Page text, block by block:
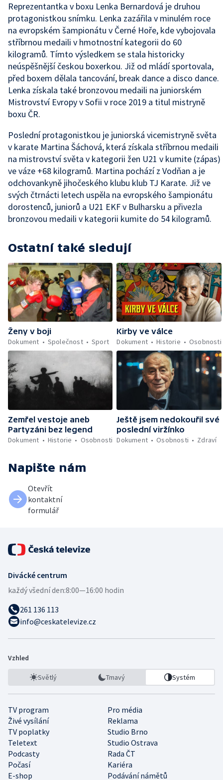
Reprezentantka v boxu Lenka Bernardová je druhou
protagonistkou snímku. Lenka zazářila v minulém roce
na evropském šampionátu v Černé Hoře, kde vybojovala
stříbrnou medaili v hmotnostní kategorii do 60
kilogramů. Tímto výsledkem se stala historicky
neúspěšnější českou boxerkou. Již od mládí sportovala,
před boxem dělala tancování, break dance a disco dance.
Lenka získala také bronzovou medaili na juniorském
Mistrovství Evropy v Sofii v roce 2019 a titul mistryně
boxu ČR.
Poslední protagonistkou je juniorská vicemistryně světa
v karate Martina Šáchová, která získala stříbrnou medaili
na mistrovství světa v kategorii žen U21 v kumite (zápas)
ve váze +68 kilogramů. Martina pochází z Vodňan a je
odchovankyně jihočeského klubu klub TJ Karate. Již ve
svých čtrnácti letech uspěla na evropského šampionátu
dorostenců, juniorů a U21 EKF v Bulharsku a přivezla
bronzovou medaili v kategorii kumite do 54 kilogramů.
Ostatní také sledují
Ženy v boji
Dokument
Společnost Sport
Kirby ve válce
Dokument
Historie Osobnosti
Zemřel vestoje aneb
Partyzáni bez legend
Dokument
Historie Osobnosti
Ještě jsem nedokouřil své
poslední viržínko
Dokument
Osobnosti Zdraví
Napište nám
Otevřít
kontaktní
formulář
Divácké centrum
každý všední den:8:00—16:00 hodin
261 136 113
info@ceskatelevize.cz
Vzhled
Světlý Tmavý Systém
TV program
Pro média
Živé vysílání
Reklama
TV poplatky
Studio Brno
Teletext
Studio Ostrava
Podcasty
Rada ČT
Počasí
Kariéra
E-shop
Podávání námětů